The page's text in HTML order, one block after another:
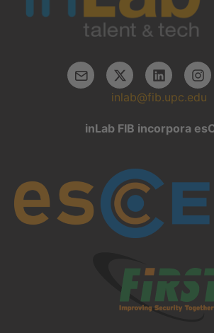
inlab@fib.upc.edu
inLab FIB incorpora